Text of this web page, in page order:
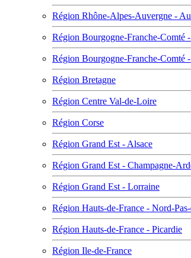
Région Rhône-Alpes-Auvergne -
Région Bourgogne-Franche-Comté
Région Bourgogne-Franche-Comté
Région Bretagne
Région Centre Val-de-Loire
Région Corse
Région Grand Est - Alsace
Région Grand Est - Champagne-
Région Grand Est - Lorraine
Région Hauts-de-France - Nord-
Région Hauts-de-France - Picardie
Région Ile-de-France